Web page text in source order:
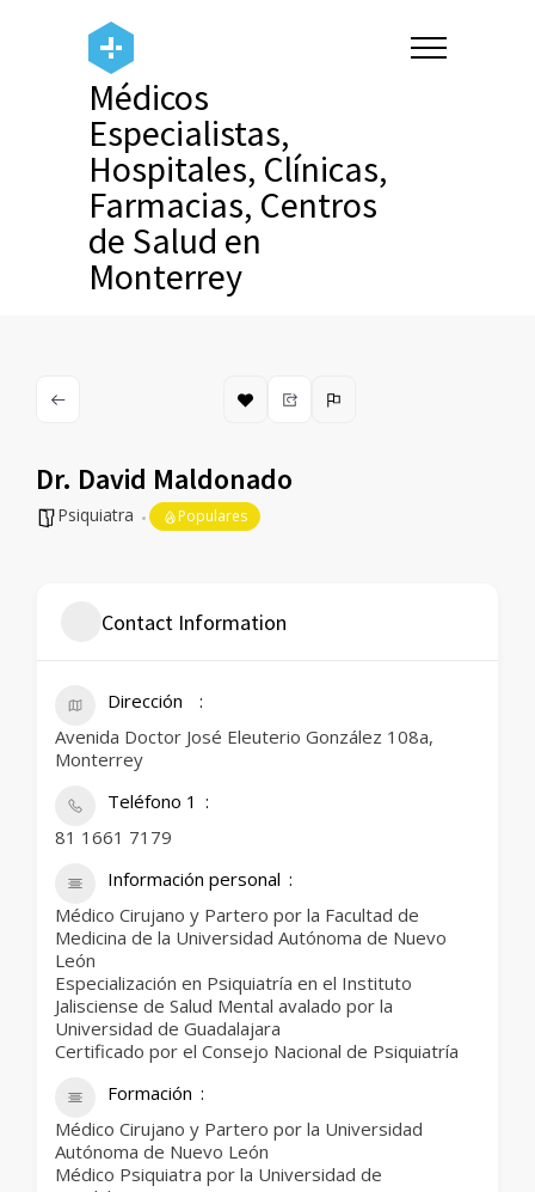
Médicos
Especialistas,
Hospitales, Clínicas,
Farmacias, Centros
de Salud en
Monterrey
Dr. David Maldonado
Psiquiatra Populares
Contact Information
Dirección
Avenida Doctor José Eleuterio González 108a,
Monterrey
Teléfono 1
81 1661 7179
Información personal
Médico Cirujano y Partero por la Facultad de
Medicina de la Universidad Autónoma de Nuevo
León
Especialización en Psiquiatría en el Instituto
Jalisciense de Salud Mental avalado por la
Universidad de Guadalajara
Certificado por el Consejo Nacional de Psiquiatría
Formación
Médico Cirujano y Partero por la Universidad
Autónoma de Nuevo León
Médico Psiquiatra por la Universidad de